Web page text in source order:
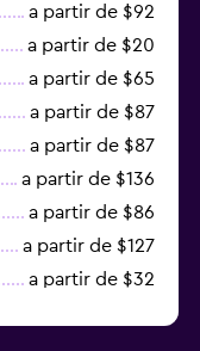
a partir de $92
a partir de $20
a partir de $65
a partir de $87
a partir de $87
a partir de $136
a partir de $86
a partir de $127
a partir de $32